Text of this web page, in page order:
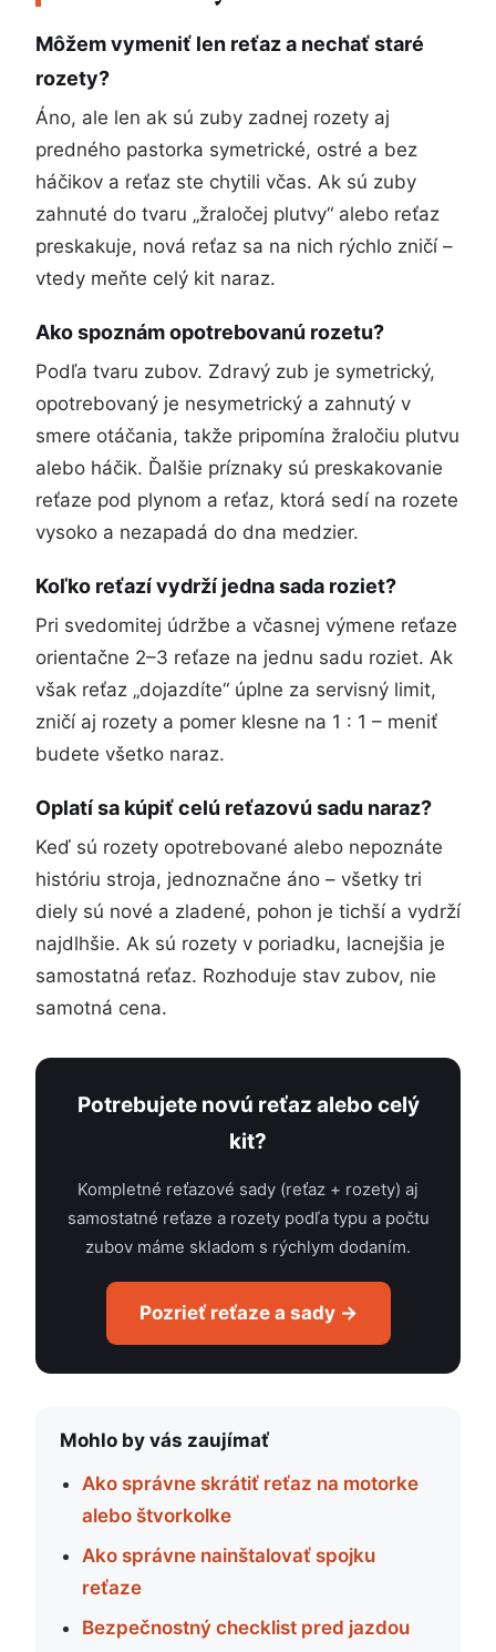
Môžem vymeniť len reťaz a nechať staré
rozety?
Áno, ale len ak sú zuby zadnej rozety aj
predného pastorka symetrické, ostré a bez
háčikov a reťaz ste chytili včas. Ak sú zuby
zahnuté do tvaru „žraločej plutvy“ alebo reťaz
preskakuje, nová reťaz sa na nich rýchlo zničí –
vtedy meňte celý kit naraz.
Ako spoznám opotrebovanú rozetu?
Podľa tvaru zubov. Zdravý zub je symetrický,
opotrebovaný je nesymetrický a zahnutý v
smere otáčania, takže pripomína žraločiu plutvu
alebo háčik. Ďalšie príznaky sú preskakovanie
reťaze pod plynom a reťaz, ktorá sedí na rozete
vysoko a nezapadá do dna medzier.
Koľko reťazí vydrží jedna sada roziet?
Pri svedomitej údržbe a včasnej výmene reťaze
orientačne 2–3 reťaze na jednu sadu roziet. Ak
však reťaz „dojazdíte“ úplne za servisný limit,
zničí aj rozety a pomer klesne na 1 : 1 – meniť
budete všetko naraz.
Oplatí sa kúpiť celú reťazovú sadu naraz?
Keď sú rozety opotrebované alebo nepoznáte
históriu stroja, jednoznačne áno – všetky tri
diely sú nové a zladené, pohon je tichší a vydrží
najdlhšie. Ak sú rozety v poriadku, lacnejšia je
samostatná reťaz. Rozhoduje stav zubov, nie
samotná cena.
Potrebujete novú reťaz alebo celý
kit?
Kompletné reťazové sady (reťaz + rozety) aj
samostatné reťaze a rozety podľa typu a počtu
zubov máme skladom s rýchlym dodaním.
Pozrieť reťaze a sady →
Mohlo by vás zaujímať
Ako správne skrátiť reťaz na motorke
alebo štvorkolke
Ako správne nainštalovať spojku
reťaze
Bezpečnostný checklist pred jazdou